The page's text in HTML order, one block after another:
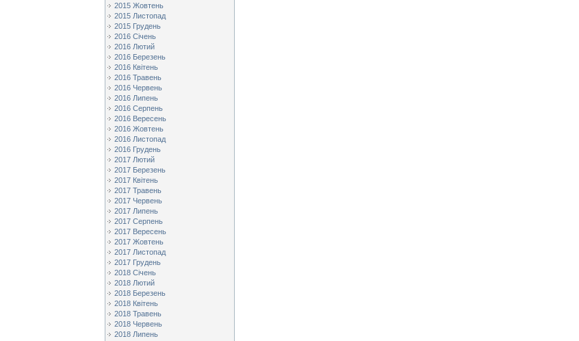
2015 Жовтень
2015 Листопад
2015 Грудень
2016 Січень
2016 Лютий
2016 Березень
2016 Квітень
2016 Травень
2016 Червень
2016 Липень
2016 Серпень
2016 Вересень
2016 Жовтень
2016 Листопад
2016 Грудень
2017 Лютий
2017 Березень
2017 Квітень
2017 Травень
2017 Червень
2017 Липень
2017 Серпень
2017 Вересень
2017 Жовтень
2017 Листопад
2017 Грудень
2018 Січень
2018 Лютий
2018 Березень
2018 Квітень
2018 Травень
2018 Червень
2018 Липень